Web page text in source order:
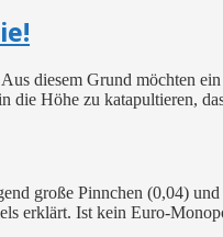
diesem Grund
die Höhe zu katapultieren,
große Pinnchen (0,04)
erklärt. Ist kein Euro-